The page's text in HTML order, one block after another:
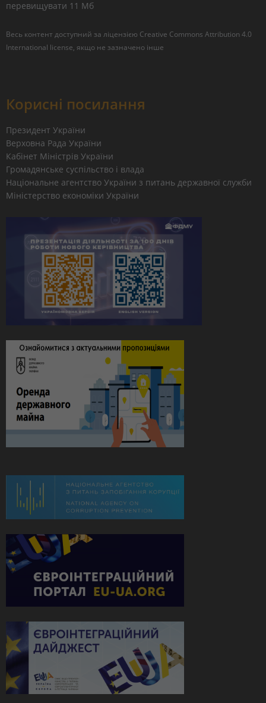
перевищувати 11 Мб
Весь контент доступний за ліцензією Creative Commons Attribution 4.0
International license, якщо не зазначено інше
Корисні посилання
Президент України
Верховна Рада України
Кабінет Міністрів України
Громадянське суспільство і влада
Національне агентство України з питань державної служби
Міністерство економіки України